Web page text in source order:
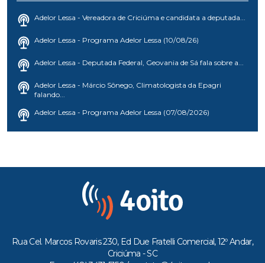
Adelor Lessa - Vereadora de Criciúma e candidata a deputada...
Adelor Lessa - Programa Adelor Lessa (10/08/26)
Adelor Lessa - Deputada Federal, Geovania de Sá fala sobre a...
Adelor Lessa - Márcio Sônego, Climatologista da Epagri
falando...
Adelor Lessa - Programa Adelor Lessa (07/08/2026)
Rua Cel. Marcos Rovaris 230, Ed Due Fratelli Comercial, 12º Andar,
Criciúma - SC